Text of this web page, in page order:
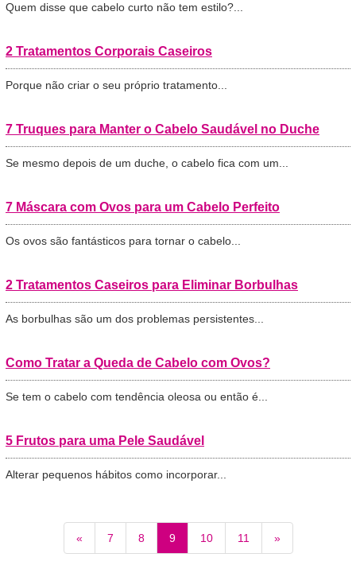
Quem disse que cabelo curto não tem estilo?...
2 Tratamentos Corporais Caseiros
Porque não criar o seu próprio tratamento...
7 Truques para Manter o Cabelo Saudável no Duche
Se mesmo depois de um duche, o cabelo fica com um...
7 Máscara com Ovos para um Cabelo Perfeito
Os ovos são fantásticos para tornar o cabelo...
2 Tratamentos Caseiros para Eliminar Borbulhas
As borbulhas são um dos problemas persistentes...
Como Tratar a Queda de Cabelo com Ovos?
Se tem o cabelo com tendência oleosa ou então é...
5 Frutos para uma Pele Saudável
Alterar pequenos hábitos como incorporar...
« 7 8 9 10 11 »